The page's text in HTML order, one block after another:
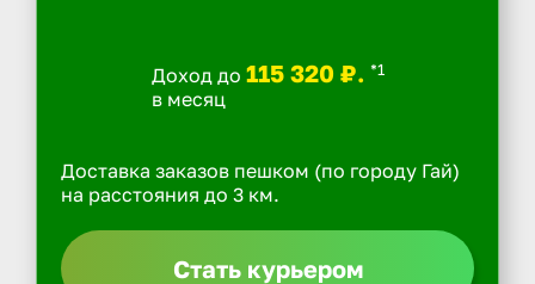
Доход до 115 320 ₽. *1
в месяц
Доставка заказов пешком (по городу Гай)
на расстояния до 3 км.
Стать курьером